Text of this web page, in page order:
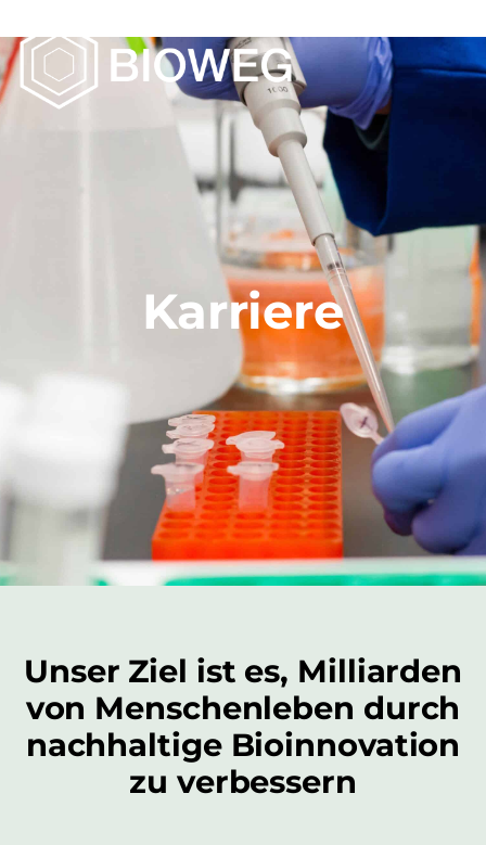
Karriere
Unser Ziel ist es, Milliarden
von Menschenleben durch
nachhaltige Bioinnovation
zu verbessern